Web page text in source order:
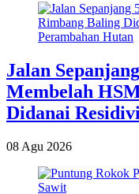
Jalan
Membelah
Didanai
08 Agu 2026